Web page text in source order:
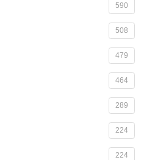
590
508
479
464
289
224
224